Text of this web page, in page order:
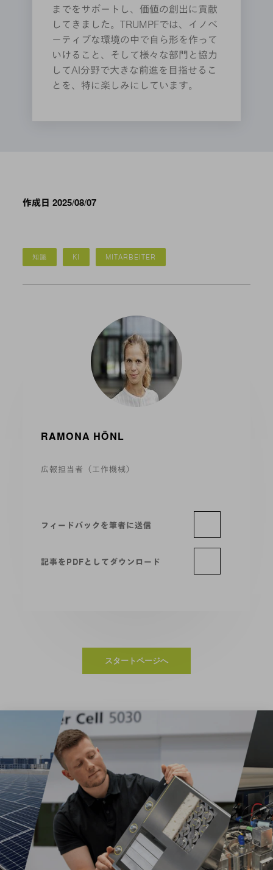
までをサポートし、価値の創出に貢献
してきました。TRUMPFでは、イノベ
ーティブな環境の中で自ら形を作って
いけること、そして様々な部門と協力
してAI分野で大きな前進を目指せるこ
とを、特に楽しみにしています。
作成日 2025/08/07
知識 KI MITARBEITER
RAMONA HÖNL
広報担当者（工作機械）
フィードバックを筆者に送信
記事をPDFとしてダウンロード
スタートページへ